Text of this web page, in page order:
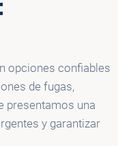
- Plumbing,
opciones confiables
de fugas,
presentamos una
y garantizar